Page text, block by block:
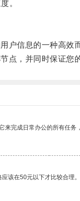
。
信息的一种高效
，并同时保证您的
完成日常办公的所有任务
该在50元以下才比较合理。